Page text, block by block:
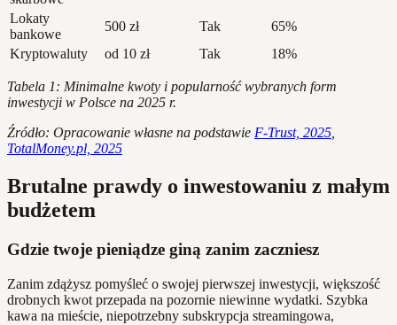
Lokaty
bankowe
500 zł Tak
65%
Kryptowaluty
od 10 zł Tak 18%
Tabela 1: Minimalne kwoty i popularność wybranych form
inwestycji w Polsce na 2025 r.
Źródło: Opracowanie własne na podstawie F-Trust, 2025
TotalMoney.pl, 2025
Brutalne prawdy o inwestowaniu z małym
budżetem
Gdzie twoje pieniądze giną zanim zaczniesz
Zanim zdążysz pomyśleć o swojej pierwszej inwestycji, większość
drobnych kwot przepada na pozornie niewinne wydatki. Szybka
kawa na mieście, niepotrzebny subskrypcja streamingowa,